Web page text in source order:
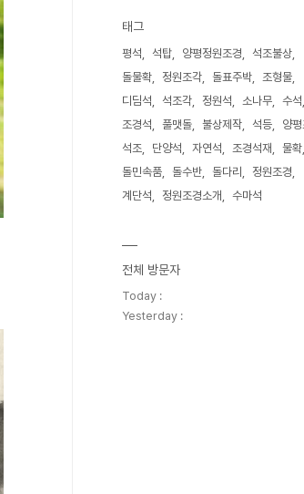
태그
평석 석탑 양평정원조경
석조불상
돌물확
정원조각 돌표주박
조형물
디딤석
석조각 정원석 소나무
수석
조경석
풀맷돌 불상제작 석등
양
석조
단양석 자연석 조경석재
물확
돌민속품
돌수반 돌다리
정원조경
계단석
정원조경소개 수마석
전체 방문자
Today :
Yesterday :